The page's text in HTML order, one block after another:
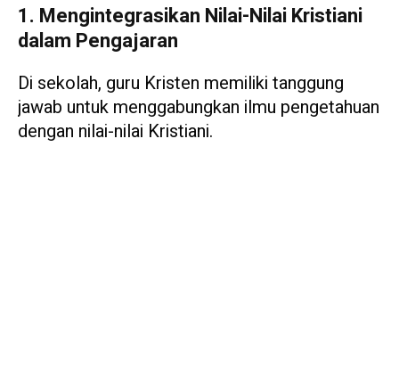
1. Mengintegrasikan Nilai-Nilai Kristiani
dalam Pengajaran
Di sekolah, guru Kristen memiliki tanggung
jawab untuk menggabungkan ilmu pengetahuan
dengan nilai-nilai Kristiani.